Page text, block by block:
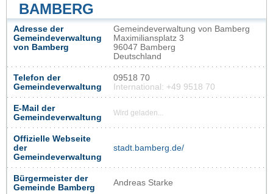
BAMBERG
Adresse der
Gemeindeverwaltung
von Bamberg
Gemeindeverwaltung von Bamberg
Maximiliansplatz 3
96047 Bamberg
Deutschland
Telefon der
Gemeindeverwaltung
09518 70
International: +49 9518 70
E-Mail der
Gemeindeverwaltung
Wird geladen...
Offizielle Webseite
der
Gemeindeverwaltung
stadt.bamberg.de/
Bürgermeister der
Gemeinde Bamberg
Andreas Starke